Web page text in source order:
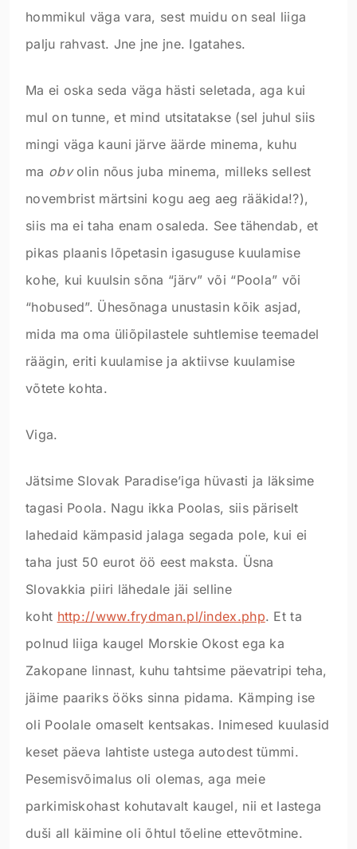
hommikul väga vara, sest muidu on seal liiga
palju rahvast. Jne jne jne. Igatahes.
Ma ei oska seda väga hästi seletada, aga kui
mul on tunne, et mind utsitatakse (sel juhul siis
mingi väga kauni järve äärde minema, kuhu
ma obvolin nõus juba minema, milleks sellest
novembrist märtsini kogu aeg aeg rääkida!?),
siis ma ei taha enam osaleda. See tähendab, et
pikas plaanis lõpetasin igasuguse kuulamise
kohe, kui kuulsin sõna “järv” või “Poola” või
“hobused”. Ühesõnaga unustasin kõik asjad,
mida ma oma üliõpilastele suhtlemise teemadel
räägin, eriti kuulamise ja aktiivse kuulamise
võtete kohta.
Viga.
Jätsime Slovak Paradise’iga hüvasti ja läksime
tagasi Poola. Nagu ikka Poolas, siis päriselt
lahedaid kämpasid jalaga segada pole, kui ei
taha just 50 eurot öö eest maksta. Üsna
Slovakkia piiri lähedale jäi selline
koht http://www.frydman.pl/index.php. Et ta
polnud liiga kaugel Morskie Okost ega ka
Zakopane linnast, kuhu tahtsime päevatripi teha,
jäime paariks ööks sinna pidama. Kämping ise
oli Poolale omaselt kentsakas. Inimesed kuulasid
keset päeva lahtiste ustega autodest tümmi.
Pesemisvõimalus oli olemas, aga meie
parkimiskohast kohutavalt kaugel, nii et lastega
duši all käimine oli õhtul tõeline ettevõtmine.